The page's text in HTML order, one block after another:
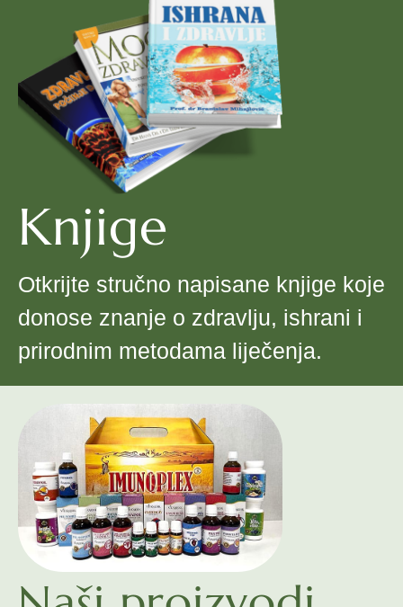
Knjige
Otkrijte stručno napisane knjige koje
donose znanje o zdravlju, ishrani i
prirodnim metodama liječenja.